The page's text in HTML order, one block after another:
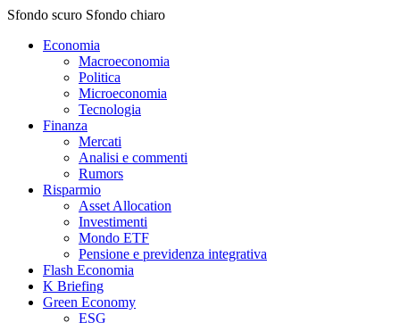
Sfondo scuro Sfondo chiaro
Economia
Macroeconomia
Politica
Microeconomia
Tecnologia
Finanza
Mercati
Analisi e commenti
Rumors
Risparmio
Asset Allocation
Investimenti
Mondo ETF
Pensione e previdenza integrativa
Flash Economia
K Briefing
Green Economy
ESG